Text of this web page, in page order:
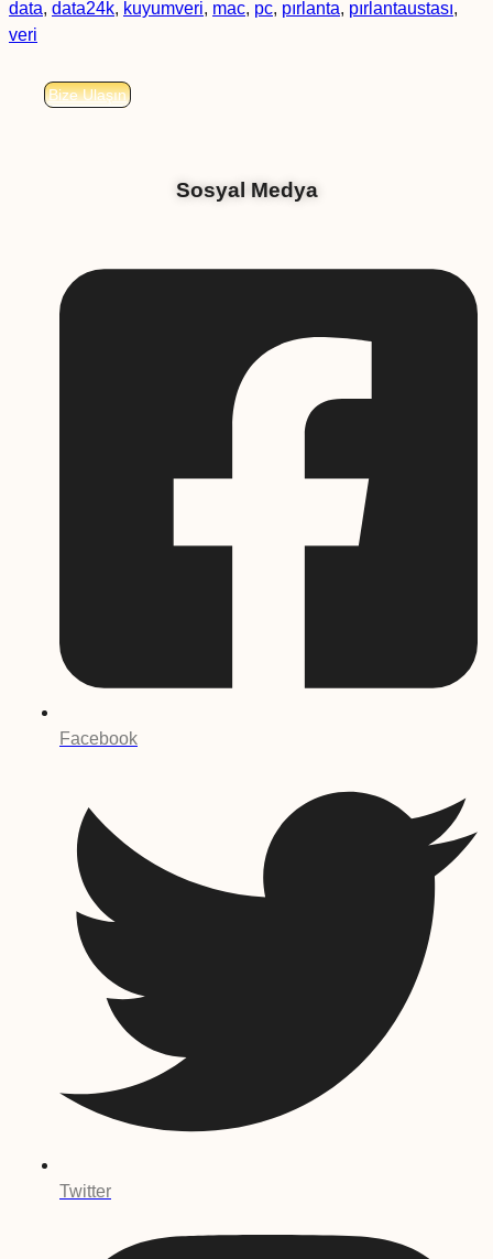
data, data24k, kuyumveri, mac, pc, pırlanta, pırlantaustası,
veri
Bize Ulaşın
Sosyal Medya
Facebook
Twitter